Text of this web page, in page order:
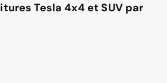
Tesla 4x4 et SUV par